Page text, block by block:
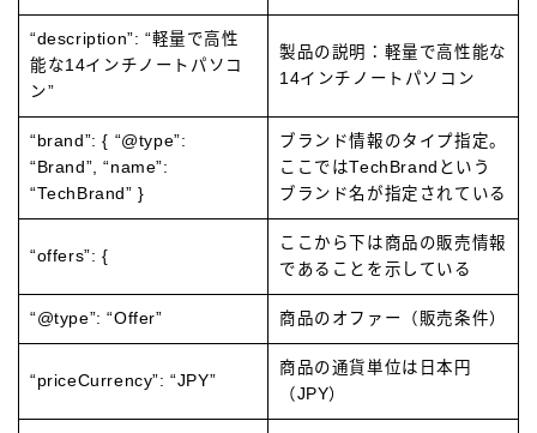
“description”: “軽量で高性
能な14インチノートパソコ
ン”
製品の説明：軽量で高性能な
14インチノートパソコン
“brand”: { “@type”:
“Brand”, “name”:
“TechBrand” }
ブランド情報のタイプ指定。
ここではTechBrandという
ブランド名が指定されている
“offers”: {
ここから下は商品の販売情報
であることを示している
“@type”: “Offer” 商品のオファー（販売条件）
“priceCurrency”: “JPY”
商品の通貨単位は日本円
（JPY）